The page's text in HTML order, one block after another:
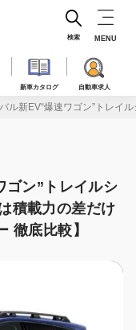
新車カタログ 自動車求人
検索 MENU
ル新EV“爆速ワゴン”トレイ
ゴン”トレイルシ
積載力の差だけ
徹底比較】